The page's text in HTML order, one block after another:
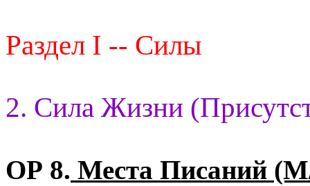
Раздел I -- Силы
2. Сила Жизни
ОР 8. Места Писаний